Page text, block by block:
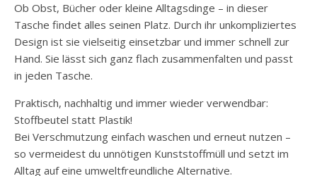
Ob Obst, Bücher oder kleine Alltagsdinge – in dieser
Tasche findet alles seinen Platz. Durch ihr unkompliziertes
Design ist sie vielseitig einsetzbar und immer schnell zur
Hand. Sie lässt sich ganz flach zusammenfalten und passt
in jeden Tasche.
Praktisch, nachhaltig und immer wieder verwendbar:
Stoffbeutel statt Plastik!
Bei Verschmutzung einfach waschen und erneut nutzen –
so vermeidest du unnötigen Kunststoffmüll und setzt im
Alltag auf eine umweltfreundliche Alternative.